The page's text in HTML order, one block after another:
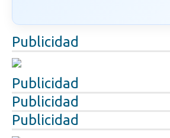
Publicidad
Publicidad
Publicidad
Publicidad